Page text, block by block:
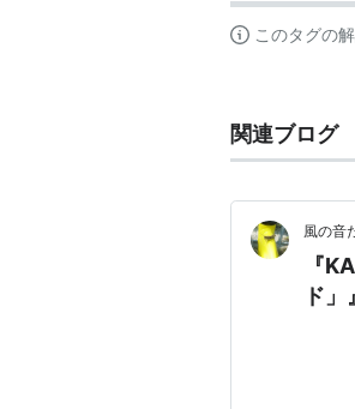
このタグの
関連ブログ
風の音
『
ド」』